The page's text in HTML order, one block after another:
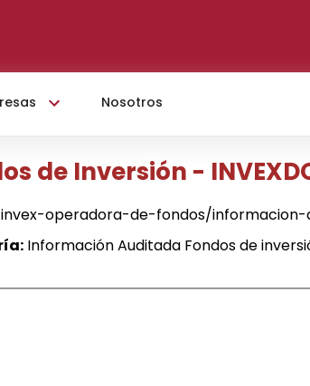
Nosotros
de Inversión -
invex-operadora-de-fondos/
Información Auditada Fondos de